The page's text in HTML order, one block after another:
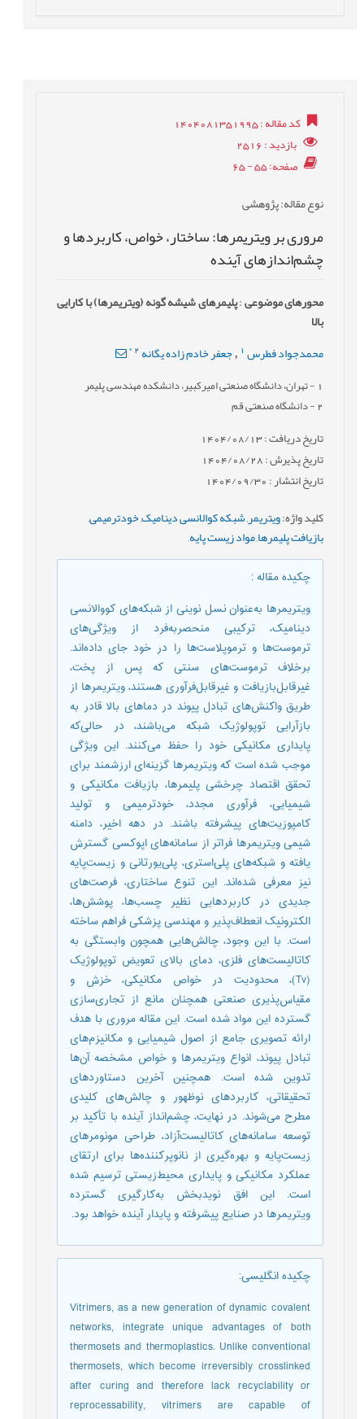
کد مقاله: 1404081351995
بازدید: 2516
صفحه: 55 - 65
نوع مقاله: پژوهشی
مروری بر ویتریمرها: ساختار، خواص، کاربردها و
چشم‌اندازهای آینده
محورهای موضوعی:پلیمرهای شیشه گونه (ویتریمرها) با کارایی
بالا
محمدجواد فطرس , جعفر خادم زاده يگانه2
*
- تهران، دانشگاه صنعتی امیرکبیر، دانشکده مهندسی پلیمر
2- دانشگاه صنعتی قم
تاریخ دریافت : 1404/08/13
تاریخ پذیرش : 1404/08/28
تاریخ انتشار : 1404/09/30
کلید واژه:ویتریمر,شبکه کوالانسی دینامیک,خودترمیمی,
بازیافت پلیمرها,مواد زیست پایه,
چکیده مقاله:
ویتریمرها به‌عنوان نسل نوینی از شبکه‌های کووالانسی
دینامیک، ترکیبی منحصربه‌فرد از ویژگی‌های
ترموست‌ها و ترموپلاست‌ها را در خود جای داده‌اند.
برخلاف ترموست‌های سنتی که پس از پخت،
غیرقابل‌بازیافت و غیرقابل‌فرآوری هستند، ویتریمرها از
طریق واکنش‌های تبادل پیوند در دماهای بالا قادر به
بازآرایی توپولوژیک شبکه می‌باشند، در حالی‌که
پایداری مکانیکی خود را حفظ می‌کنند. این ویژگی
موجب شده است که ویتریمرها گزینه‌ای ارزشمند برای
تحقق اقتصاد چرخشی پلیمرها، بازیافت مکانیکی و
شیمیایی، فرآوری مجدد، خودترمیمی و تولید
کامپوزیت‌های پیشرفته باشند. در دهه اخیر، دامنه
شیمی ویتریمرها فراتر از سامانه‌های اپوکسی گسترش
یافته و شبکه‌های پلی‌استری، پلی‌یورتانی و زیست‌پایه
نیز معرفی شده‌اند. این تنوع ساختاری، فرصت‌های
جدیدی در کاربردهایی نظیر چسب‌ها، پوشش‌ها،
الکترونیک انعطاف‌پذیر و مهندسی پزشکی فراهم ساخته
است. با این وجود، چالش‌هایی همچون وابستگی به
کاتالیست‌های فلزی، دمای بالای تعویض توپولوژیک
(Tv)، محدودیت در خواص مکانیکی، خزش و
مقیاس‌پذیری صنعتی همچنان مانع از تجاری‌سازی
گسترده این مواد شده است. این مقاله مروری با هدف
ارائه تصویری جامع از اصول شیمیایی و مکانیزم‌های
تبادل پیوند، انواع ویتریمرها و خواص مشخصه آن‌ها
تدوین شده است. همچنین آخرین دستاوردهای
تحقیقاتی، کاربردهای نوظهور و چالش‌های کلیدی
مطرح می‌شوند. در نهایت، چشم‌انداز آینده با تأکید بر
توسعه سامانه‌های کاتالیست‌آزاد، طراحی مونومرهای
زیست‌پایه و بهره‌گیری از نانوپرکننده‌ها برای ارتقای
عملکرد مکانیکی و پایداری محیط‌زیستی ترسیم شده
است. این افق نویدبخش به‌کارگیری گسترده
ویتریمرها در صنایع پیشرفته و پایدار آینده خواهد بود.
چکیده انگلیسی:
Vitrimers, as a new generation of dynamic covalent
networks, integrate unique advantages of both
thermosets and thermoplastics. Unlike conventional
thermosets, which become irreversibly crosslinked
after curing and therefore lack recyclability or
reprocessability, vitrimers are capable of